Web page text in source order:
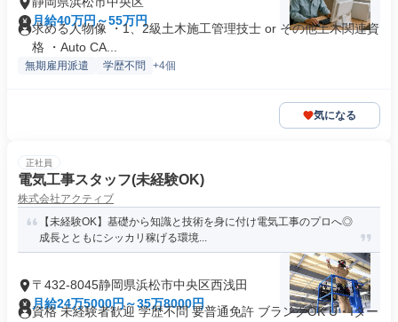
月給40万円～55万円
求める人物像 ・1、2級土木施工管理技士 or その他土木関連資
格 ・Auto CA...
無期雇用派遣 学歴不問 +4個
気になる
正社員
電気工事スタッフ(未経験OK)
株式会社アクティブ
【未経験OK】基礎から知識と技術を身に付け電気工事のプロへ◎
成長とともにシッカリ稼げる環境...
〒432-8045静岡県浜松市中央区西浅田
月給24万5000円～35万8000円
資格 未経験者歓迎 学歴不問 要普通免許 ブランクOK U・Iター